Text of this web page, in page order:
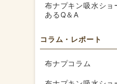
布ナプキン吸水ショ
あるQ＆A
コラム・レポート
布ナプコラム